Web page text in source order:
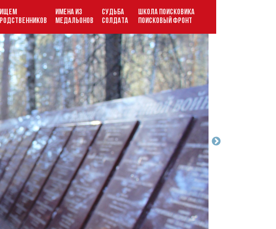
ИЩЕМ
РОДСТВЕННИКОВ
ИМЕНА ИЗ
МЕДАЛЬОНОВ
СУДЬБА
СОЛДАТА
ШКОЛА ПОИСКОВИКА
ПОИСКОВЫЙ ФРОНТ